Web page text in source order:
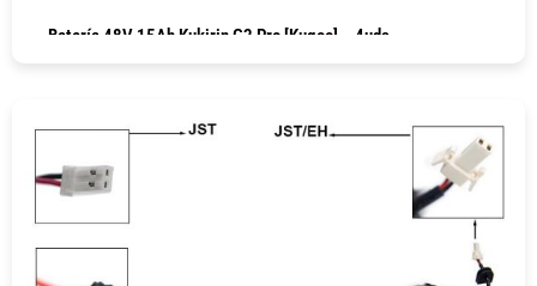
Batería 48V 15Ah Kukirin G2 Pro [Kugoo] – 4uds